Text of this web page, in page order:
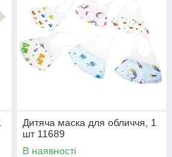
Дитяча маска для обличчя, 1
шт 11689
В наявності